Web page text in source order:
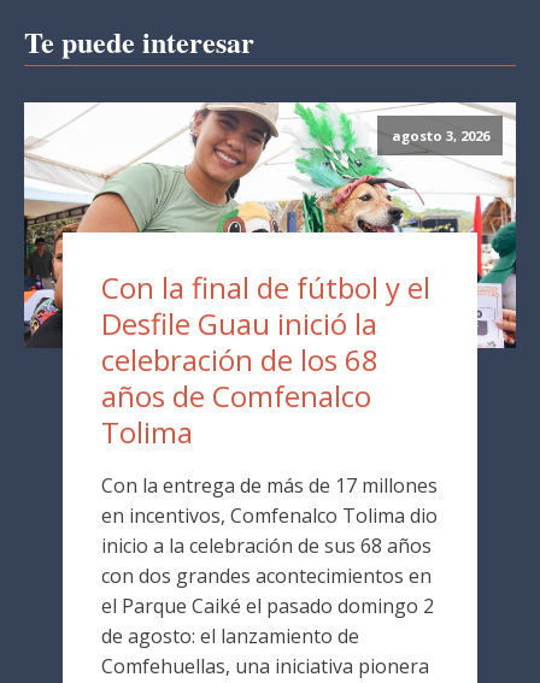
Te puede interesar
agosto 3, 2026
Con la final de fútbol y el
Desfile Guau inició la
celebración de los 68
años de Comfenalco
Tolima
Con la entrega de más de 17 millones
en incentivos, Comfenalco Tolima dio
inicio a la celebración de sus 68 años
con dos grandes acontecimientos en
el Parque Caiké el pasado domingo 2
de agosto: el lanzamiento de
Comfehuellas, una iniciativa pionera